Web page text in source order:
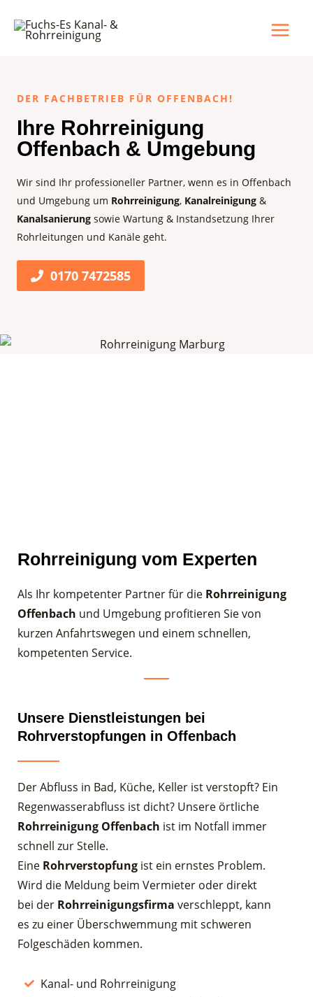
DER FACHBETRIEB FÜR OFFENBACH!
Ihre Rohrreinigung
Offenbach & Umgebung
Wir sind Ihr professioneller Partner, wenn es in Offenbach
und Umgebung um Rohrreinigung, Kanalreinigung &
Kanalsanierung sowie Wartung & Instandsetzung Ihrer
Rohrleitungen und Kanäle geht.
0170 7472585
Rohrreinigung vom Experten
Als Ihr kompetenter Partner für die Rohrreinigung
Offenbach und Umgebung profitieren Sie von
kurzen Anfahrtswegen und einem schnellen,
kompetenten Service.
Unsere Dienstleistungen bei
Rohrverstopfungen in Offenbach
Der Abfluss in Bad, Küche, Keller ist verstopft? Ein
Regenwasserabfluss ist dicht? Unsere örtliche
Rohrreinigung Offenbach ist im Notfall immer
schnell zur Stelle.
Eine Rohrverstopfung ist ein ernstes Problem.
Wird die Meldung beim Vermieter oder direkt
bei der Rohrreinigungsfirma verschleppt, kann
es zu einer Überschwemmung mit schweren
Folgeschäden kommen.
Kanal- und Rohrreinigung